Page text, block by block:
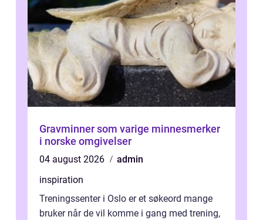
Gravminner som varige minnesmerker
i norske omgivelser
04 august 2026
admin
inspiration
Treningssenter i Oslo er et søkeord mange
bruker når de vil komme i gang med trening,